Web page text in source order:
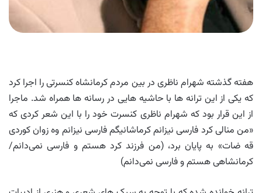
هفته گذشته شهرام ناظری در بین مردم کرمانشاه کنسرتی را اجرا کرد
که یکی از این ترانه ها با حاشیه هایی در رسانه ها همراه شد. ماجرا
از این قرار بود که شهرام ناظری کنسرت خود را با این شعر کردی که
«من منالی کرد فارسی نیزانم کرماشانیگم فارسی نیزانم وه زوان کوردی
قه ضات» به پایان برد، (من فرزند کرد هستم و فارسی نمی‌دانم/
کرمانشاهی هستم و فارسی نمی‌دانم)